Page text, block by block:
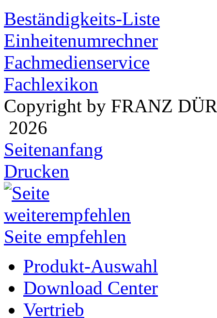
Beständigkeits-Liste
Einheitenumrechner
Fachmedienservice
Fachlexikon
Copyright by FRANZ
2026
Seitenanfang
Drucken
Seite empfehlen
Produkt-Auswahl
Download Center
Vertrieb